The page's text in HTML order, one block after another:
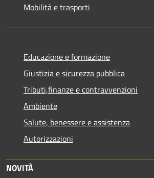
Mobilità e trasporti
Educazione e formazione
Giustizia e sicurezza pubblica
Tributi,finanze e contravvenzioni
Ambiente
Salute, benessere e assistenza
Autorizzazioni
NOVITÀ